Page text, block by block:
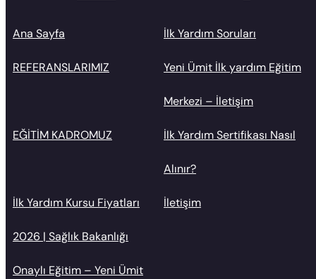
Ana Sayfa İlk Yardım Soruları
REFERANSLARIMIZ Yeni Ümit İlk yardım Eğitim
Merkezi – İletişim
EĞİTİM KADROMUZ İlk Yardım Sertifikası Nasıl
Alınır?
İlk Yardım Kursu Fiyatları
2026 | Sağlık Bakanlığı
Onaylı Eğitim – Yeni Ümit
İletişim